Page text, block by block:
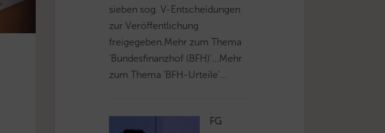
sieben sog. V-Entscheidungen
zur Veröffentlichung
freigegeben.Mehr zum Thema
'Bundesfinanzhof (BFH)'...Mehr
zum Thema 'BFH-Urteile'...
FG